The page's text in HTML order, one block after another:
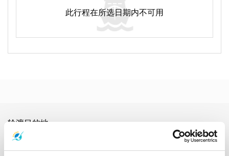
此行程在所选日期内不可用
轮渡目的地
东萨克游船
利蓬岛游船
劳丽昂岛游船
北碧府游船 华欣游船 南园岛游船
南奔府游船